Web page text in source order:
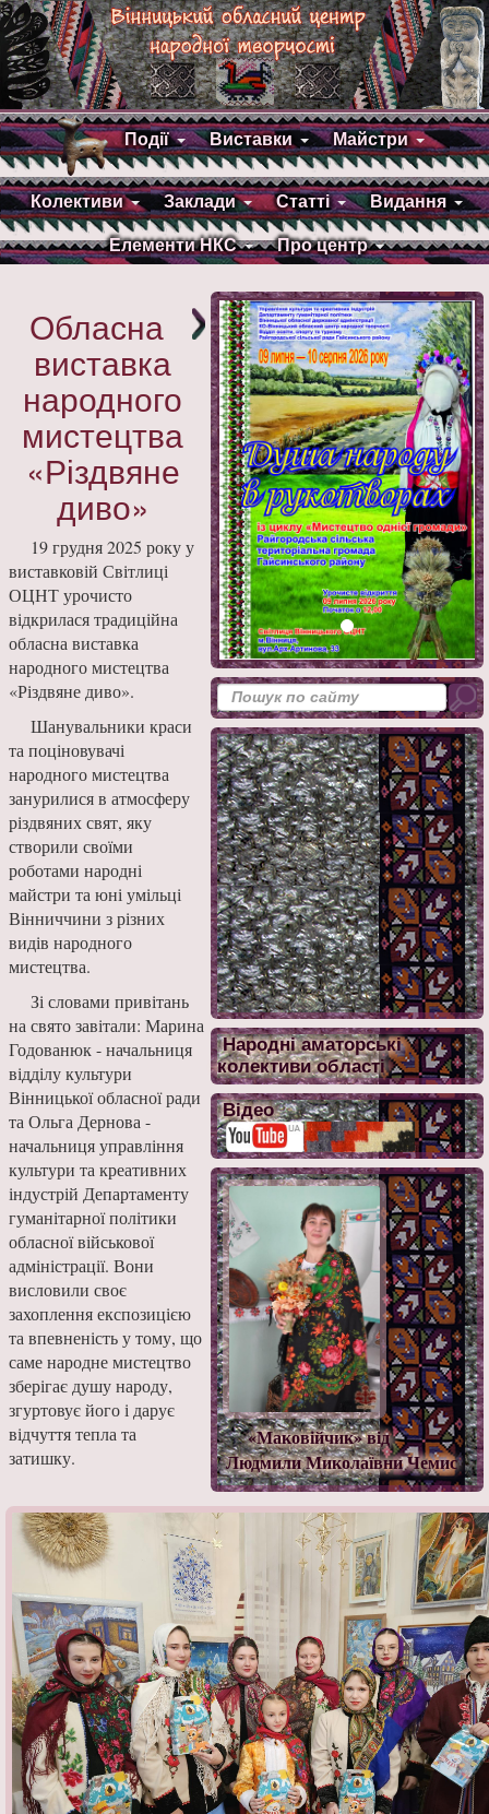
Події Виставки Майстри
Колективи Заклади Статті Видання
Елементи НКС Про центр
Народні аматорські
колективи області
Відео
«Маковійчик» від
Людмили Миколаївни Чемис
Обласна
виставка
народного
мистецтва
«Різдвяне
диво»
19 грудня 2025 року у
виставковій Світлиці
ОЦНТ урочисто
відкрилася традиційна
обласна виставка
народного мистецтва
«Різдвяне диво».
Шанувальники краси
та поціновувачі
народного мистецтва
занурилися в атмосферу
різдвяних свят, яку
створили своїми
роботами народні
майстри та юні умільці
Вінниччини з різних
видів народного
мистецтва.
Зі словами привітань
на свято завітали: Марина
Годованюк - начальниця
відділу культури
Вінницької обласної ради
та Ольга Дернова -
начальниця управління
культури та креативних
індустрій Департаменту
гуманітарної політики
обласної військової
адміністрації. Вони
висловили своє
захоплення експозицією
та впевненість у тому, що
саме народне мистецтво
зберігає душу народу,
згуртовує його і дарує
відчуття тепла та
затишку.